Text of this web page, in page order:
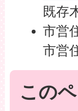
既存
市営
市営
この